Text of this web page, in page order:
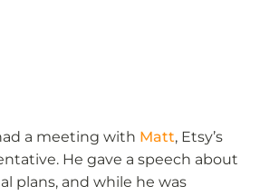
a meeting with Matt, Etsy’s
He gave a speech about
plans, and while he was